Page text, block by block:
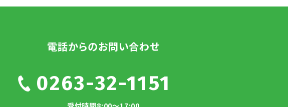
電話からのお問い合わせ
0263-32-1151